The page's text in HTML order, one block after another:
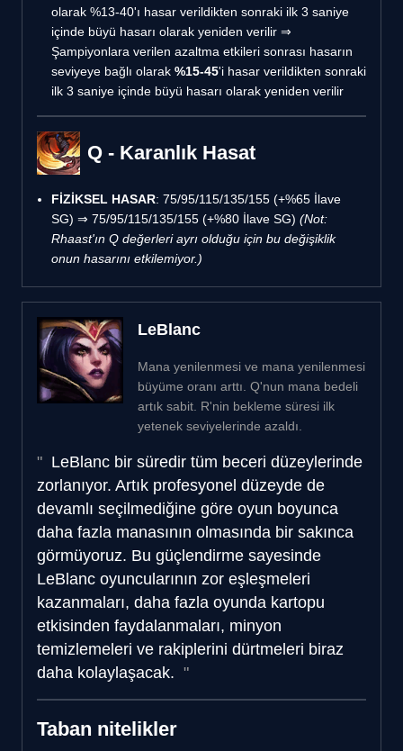
olarak %13-40'ı hasar verildikten sonraki ilk 3 saniye
içinde büyü hasarı olarak yeniden verilir ⇒
Şampiyonlara verilen azaltma etkileri sonrası hasarın
seviyeye bağlı olarak %15-45'i hasar verildikten sonraki
ilk 3 saniye içinde büyü hasarı olarak yeniden verilir
Q - Karanlık Hasat
FİZİKSEL HASAR: 75/95/115/135/155 (+%65 İlave
SG) ⇒ 75/95/115/135/155 (+%80 İlave SG) (Not:
Rhaast'ın Q değerleri ayrı olduğu için bu değişiklik
onun hasarını etkilemiyor.)
LeBlanc
Mana yenilenmesi ve mana yenilenmesi
büyüme oranı arttı. Q'nun mana bedeli
artık sabit. R'nin bekleme süresi ilk
yetenek seviyelerinde azaldı.
LeBlanc bir süredir tüm beceri düzeylerinde
zorlanıyor. Artık profesyonel düzeyde de
devamlı seçilmediğine göre oyun boyunca
daha fazla manasının olmasında bir sakınca
görmüyoruz. Bu güçlendirme sayesinde
LeBlanc oyuncularının zor eşleşmeleri
kazanmaları, daha fazla oyunda kartopu
etkisinden faydalanmaları, minyon
temizlemeleri ve rakiplerini dürtmeleri biraz
daha kolaylaşacak.
Taban nitelikler